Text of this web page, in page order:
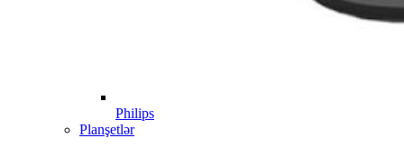
Philips
Planşetlər